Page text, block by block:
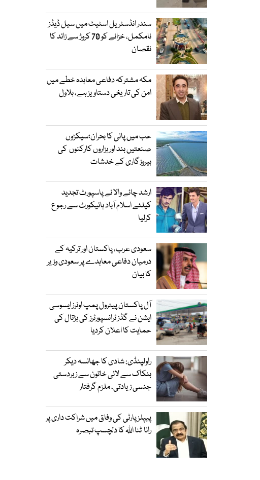
سندر انڈسٹریل اسٹیٹ میں سیل ڈیڈز
نامکمل، خزانے کو 70 کروڑ سے زائد کا
نقصان
مکہ مشترکہ دفاعی معاہدہ خطے میں
امن کی تاریخی دستاویز ہے، بلاول
حب میں پانی کا بحران؛سیکڑوں
صنعتیں بند اور ہزاروں کارکنوں کی
بیروزگاری کے خدشات
ارشد چائے والا نے پاسپورٹ تجدید
کیلئے اسلام آباد ہائیکورٹ سے رجوع
کرلیا
سعودی عرب، پاکستان اور ترکیہ کے
درمیان دفاعی معاہدے پر سعودی وزیر
کا بیان
آل پاکستان پیٹرول پمپ اونرز ایسوسی
ایشن نے گڈز ٹرانسپورٹرز کی ہڑتال کی
حمایت کا اعلان کردیا
راولپنڈی: شادی کا جھانسہ دیکر
بنکاک سے لائی خاتون سے زبردستی
جنسی زیادتی، ملزم گرفتار
پیپلز پارٹی کی وفاق میں شراکت داری پر
رانا ثنا اللہ کا دلچسپ تبصرہ